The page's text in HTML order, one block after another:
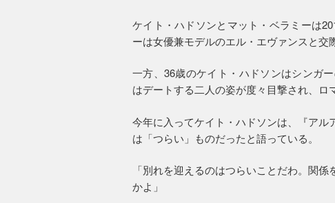
ケイト・ハドソンとマット・ベラミーは
ーは女優兼モデルのエル・エヴァンスと交
一方、36歳のケイト・ハドソンはシンガ
はデートする二人の姿が度々目撃され、ロ
今年に入ってケイト・ハドソンは、『ア
は「つらい」ものだったと語っている。
「別れを迎えるのはつらいことだわ。関
かよ」